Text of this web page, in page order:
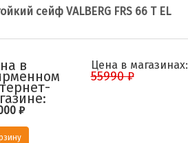
сейф VALBERG FRS 66 T EL
в
₽
Цена в магазинах:
55990 ₽